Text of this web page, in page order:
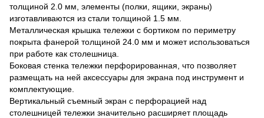
толщиной 2.0 мм, элементы (полки, ящики, экраны)
изготавливаются из стали толщиной 1.5 мм.
Металлическая крышка тележки с бортиком по периметру
покрыта фанерой толщиной 24.0 мм и может использоваться
при работе как столешница.
Боковая стенка тележки перфорированная, что позволяет
размещать на ней аксессуары для экрана под инструмент и
комплектующие.
Вертикальный съемный экран с перфорацией над
столешницей тележки значительно расширяет площадь